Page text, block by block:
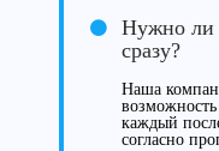
Нужно ли
сразу?
Наша
каждый
согласно